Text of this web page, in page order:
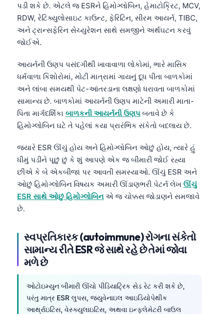
પડી શકે છે. એટલે જ ESRને હિમોગ્લોબિન, હેમાટોક્રિટ, MCV,
RDW, રેટિક્યુલોસાઇટ કાઉન્ટ, ફેરિટિન, સીરમ આયર્ન, TIBC,
અને ટ્રાન્સફેરિન સેચ્યુરેશન સાથે સમજીને અર્થઘટન કરવું
જોઈએ.
આયર્નની ઉણપ પસંદગીથી ખાવાવાળા લોકોમાં, ભારે માસિક
ધર્મવાળા કિશોરોમાં, મોટી માત્રામાં ગાયનું દૂધ પીતા બાળકોમાં
અને લાંબા સમયથી પેટ-આંતરડાના લક્ષણો ધરાવતા બાળકોમાં
સામાન્ય છે. બાળકોમાં આયર્નની ઉણપ માટેની અમારી માતા-
પિતા માર્ગદર્શિકા બાળકની આયર્નની ઉણપ બતાવે છે કે
હિમોગ્લોબિન ઘટે તે પહેલાં કયા પ્રારંભિક સંકેતો બદલાય છે.
જ્યારે ESR ઊંચું હોય અને હિમોગ્લોબિન ઓછું હોય, ત્યારે હું
ધીમું પડીને પૂછું છું કે શું આપણે એક જ બીમારી જોઈ રહ્યા
છીએ કે બે એકબીજા પર આવતી સમસ્યાઓ. ઊંચું ESR અને
ઓછું હિમોગ્લોબિન વિષયક અમારી ઊંડાણભરી પેટર્ન લેખ ઊંચું
ESR સાથે ઓછું હિમોગ્લોબિનએ જ ચોક્કસ જોડાણને સમજાવે
છે.
સ્વપ્રતિકારક (autoimmune) રોગના સંકેતો
સામાન્ય રીતે ESR જે સાથે રહે છે તેમાં જોવા
મળે છે
ઓટોઇમ્યુન બીમારી ઊંચો પીડિયાટ્રિક સેડ રેટ કરી શકે છે,
પરંતુ માત્ર ESR લુપસ, જ્યુવેનાઇલ આઇડિયોપેથીક
આર્થ્રાઇટિસ, વેસ્ક્યુલાઇટિસ, અથવા ઇન્ફ્લેમેટરી બાઉલ